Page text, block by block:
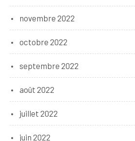
novembre 2022
octobre 2022
septembre 2022
août 2022
juillet 2022
juin 2022